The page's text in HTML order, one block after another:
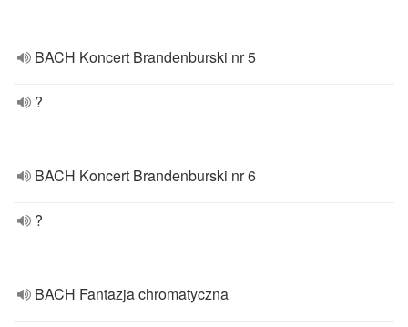
BACH Koncert Brandenburski nr 5
?
BACH Koncert Brandenburski nr 6
?
BACH Fantazja chromatyczna